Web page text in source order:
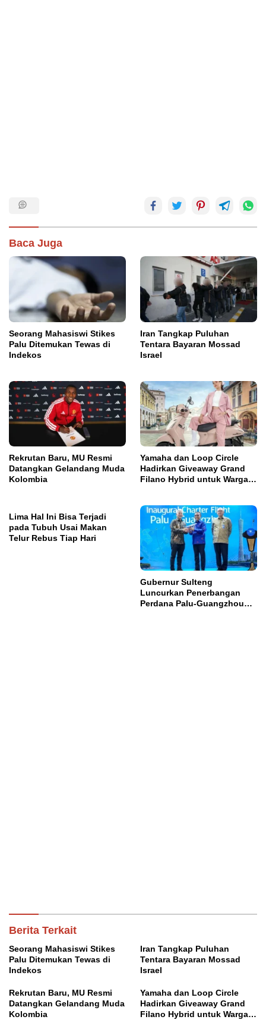
Baca Juga
Seorang Mahasiswi Stikes
Palu Ditemukan Tewas di
Indekos
Iran Tangkap Puluhan
Tentara Bayaran Mossad
Israel
Rekrutan Baru, MU Resmi
Datangkan Gelandang Muda
Kolombia
Yamaha dan Loop Circle
Hadirkan Giveaway Grand
Filano Hybrid untuk Warga
Lima Hal Ini Bisa Terjadi
pada Tubuh Usai Makan
Telur Rebus Tiap Hari
Gubernur Sulteng
Luncurkan Penerbangan
Perdana Palu-Guangzhou
Berita Terkait
Seorang Mahasiswi Stikes
Palu Ditemukan Tewas di
Indekos
Iran Tangkap Puluhan
Tentara Bayaran Mossad
Israel
Rekrutan Baru, MU Resmi
Datangkan Gelandang Muda
Kolombia
Yamaha dan Loop Circle
Hadirkan Giveaway Grand
Filano Hybrid untuk Warga